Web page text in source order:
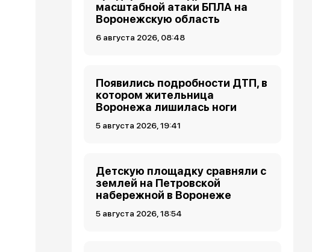
масштабной атаки БПЛА на
Воронежскую область
6 августа 2026, 08:48
Появились подробности ДТП, в
котором жительница
Воронежа лишилась ноги
5 августа 2026, 19:41
Детскую площадку сравняли с
землей на Петровской
набережной в Воронеже
5 августа 2026, 18:54